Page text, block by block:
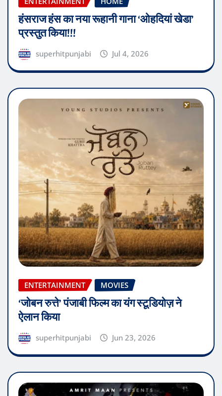
हंसराज हंस का नया रूहानी गाना ‘ओहदियां खेडा’
प्रस्तुत किया!!!
superhitpunjabi Jul 4, 2026
ENTERTAINMENT MOVIES
‘जोबन रुत्ते’ पंजाबी फिल्म का यंग स्टूडियोज़ ने
ऐलान किया
superhitpunjabi Jun 23, 2026